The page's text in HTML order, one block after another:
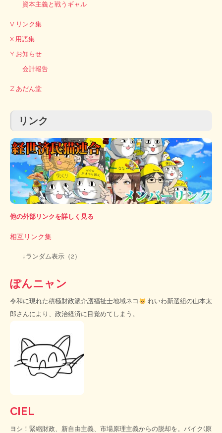
資本主義と戦うギャル
V リンク集
X 用語集
Y お知らせ
会計報告
Z あだん堂
リンク
他の外部リンクを詳しく見る
相互リンク集
↓ランダム表示（2）
ぽんニャン
令和に現れた積極財政派介護福祉士地域ネコ
れいわ新選組の山本太
郎さんにより、政治経済に目覚めてしまう。
CIEL
ヨシ！緊縮財政、新自由主義、市場原理主義からの脱却を。バイク(原